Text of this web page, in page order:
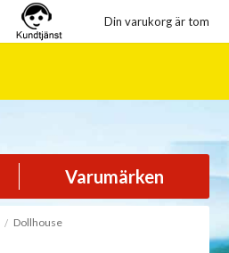
Din varukorg är tom
Varumärken
Dollhouse